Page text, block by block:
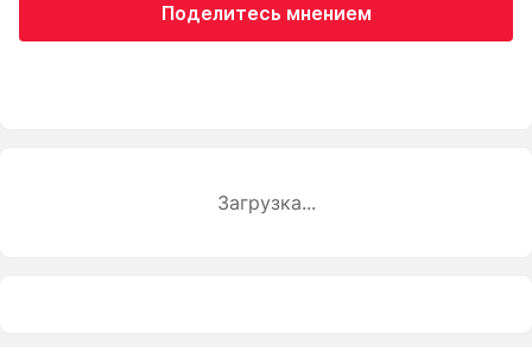
Поделитесь мнением
Загрузка...